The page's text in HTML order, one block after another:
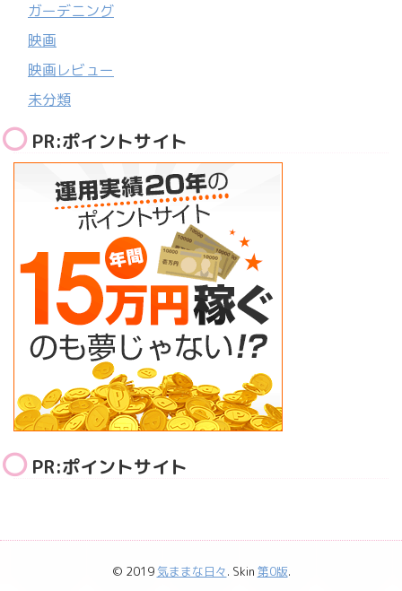
ガーデニング
映画
映画レビュー
未分類
PR:ポイントサイト
PR:ポイントサイト
© 2019 気ままな日々. Skin 第0版.